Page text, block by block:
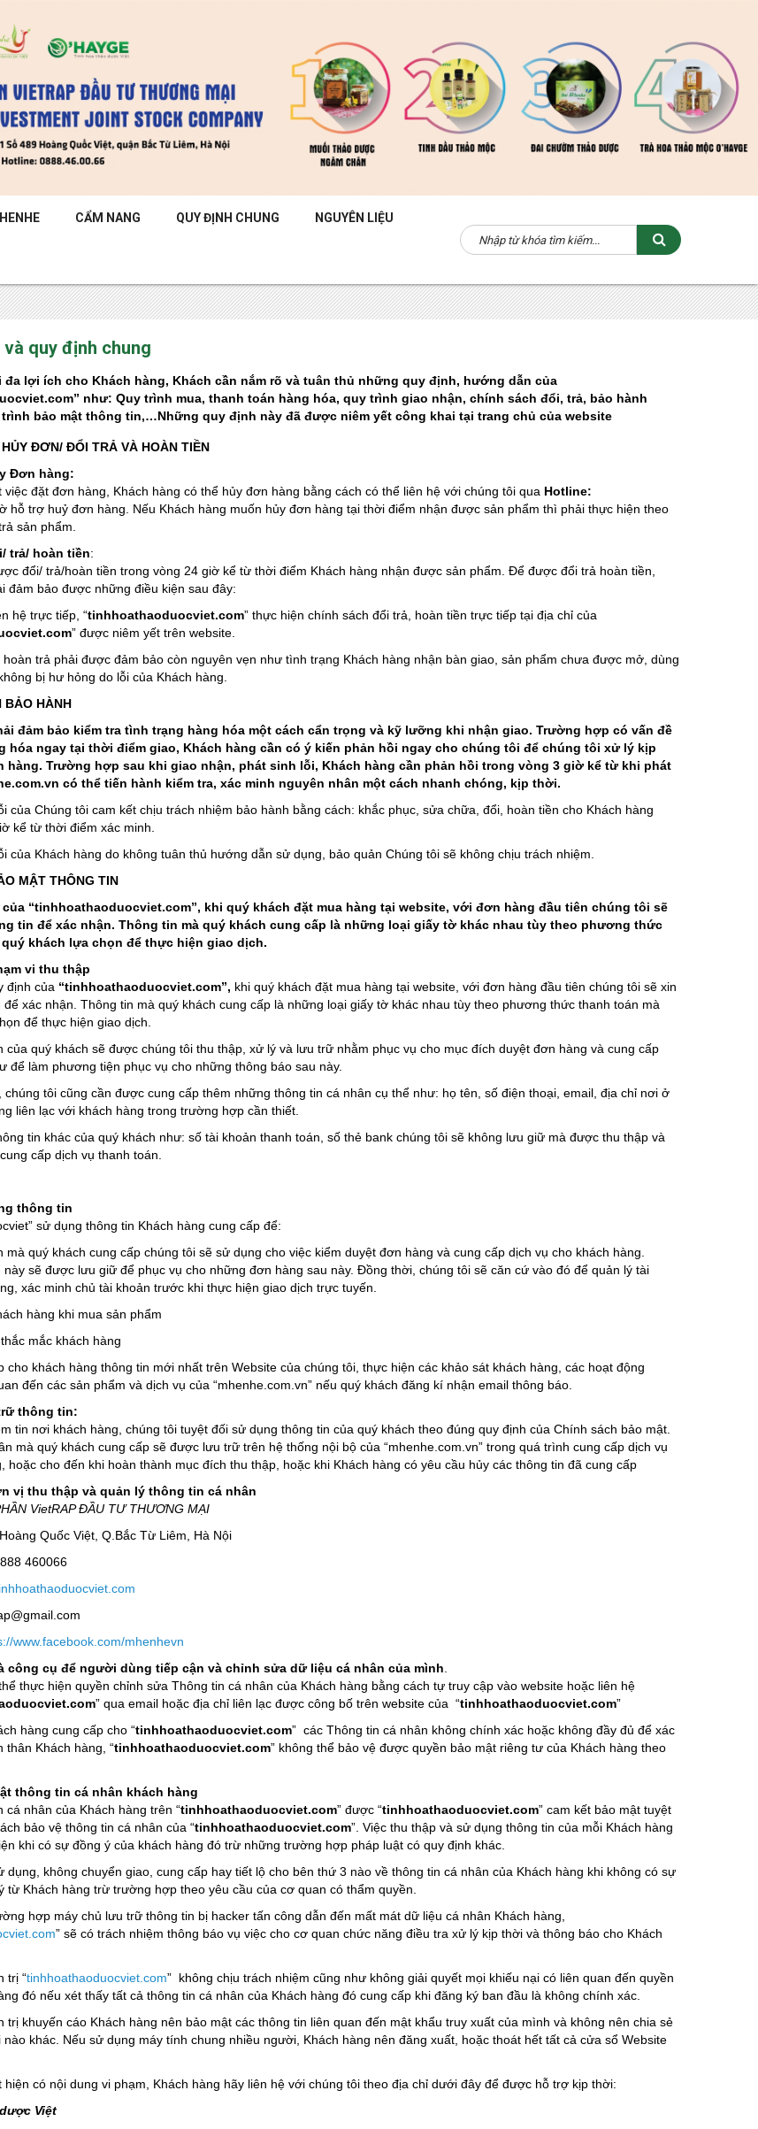
CẨM NANG QUY ĐỊNH CHUNG NGUYÊN LIỆU
quy định chung
đa lợi ích cho Khách hàng, Khách cần nắm rõ và tuân thủ những quy định, hướng dẫn của
như: Quy trình mua, thanh toán hàng hóa, quy trình giao nhận, chính sách đổi, trả, bảo hành
bảo mật thông tin,…Những quy định này đã được niêm yết công khai tại trang chủ của website
HỦY ĐƠN/ ĐỔI TRẢ VÀ HOÀN TIỀN
Đơn hàng:
việc đặt đơn hàng, Khách hàng có thể hủy đơn hàng bằng cách có thể liên hệ với chúng tôi quaHotline:
hỗ trợ huỷ đơn hàng. Nếu Khách hàng muốn hủy đơn hàng tại thời điểm nhận được sản phẩm thì phải thực hiện theo
sản phẩm.
trả/ hoàn tiền:
đổi/ trả/hoàn tiền trong vòng 24 giờ kể từ thời điểm Khách hàng nhận được sản phẩm. Để được đổi trả hoàn tiền,
đảm bảo được những điều kiện sau đây:
hệ trực tiếp, “tinhhoathaoduocviet.com” thực hiện chính sách đổi trả, hoàn tiền trực tiếp tại địa chỉ của
” được niêm yết trên website.
hoàn trả phải được đảm bảo còn nguyên vẹn như tình trạng Khách hàng nhận bàn giao, sản phẩm chưa được mở, dùng
bị hư hỏng do lỗi của Khách hàng.
BẢO HÀNH
đảm bảo kiểm tra tình trạng hàng hóa một cách cẩn trọng và kỹ lưỡng khi nhận giao. Trường hợp có vấn đề
hóa ngay tại thời điểm giao, Khách hàng cần có ý kiến phản hồi ngay cho chúng tôi để chúng tôi xử lý kịp
hàng. Trường hợp sau khi giao nhận, phát sinh lỗi, Khách hàng cần phản hồi trong vòng 3 giờ kể từ khi phát
có thể tiến hành kiểm tra, xác minh nguyên nhân một cách nhanh chóng, kịp thời.
Chúng tôi cam kết chịu trách nhiệm bảo hành bằng cách: khắc phục, sửa chữa, đổi, hoàn tiền cho Khách hàng
kể từ thời điểm xác minh.
Khách hàng do không tuân thủ hướng dẫn sử dụng, bảo quản Chúng tôi sẽ không chịu trách nhiệm.
MẬT THÔNG TIN
“tinhhoathaoduocviet.com”, khi quý khách đặt mua hàng tại website, với đơn hàng đầu tiên chúng tôi sẽ
tin để xác nhận. Thông tin mà quý khách cung cấp là những loại giấy tờ khác nhau tùy theo phương thức
khách lựa chọn để thực hiện giao dịch.
vi thu thập
của “tinhhoathaoduocviet.com”, khi quý khách đặt mua hàng tại website, với đơn hàng đầu tiên chúng tôi sẽ xin
để xác nhận. Thông tin mà quý khách cung cấp là những loại giấy tờ khác nhau tùy theo phương thức thanh toán mà
để thực hiện giao dịch.
khách sẽ được chúng tôi thu thập, xử lý và lưu trữ nhằm phục vụ cho mục đích duyệt đơn hàng và cung cấp
để làm phương tiện phục vụ cho những thông báo sau này.
tôi cũng cần được cung cấp thêm những thông tin cá nhân cụ thể như: họ tên, số điện thoại, email, địa chỉ nơi ở
liên lạc với khách hàng trong trường hợp cần thiết.
khác của quý khách như: số tài khoản thanh toán, số thẻ bank chúng tôi sẽ không lưu giữ mà được thu thập và
cấp dịch vụ thanh toán.
thông tin
sử dụng thông tin Khách hàng cung cấp để:
khách cung cấp chúng tôi sẽ sử dụng cho việc kiểm duyệt đơn hàng và cung cấp dịch vụ cho khách hàng.
này sẽ được lưu giữ để phục vụ cho những đơn hàng sau này. Đồng thời, chúng tôi sẽ căn cứ vào đó để quản lý tài
xác minh chủ tài khoản trước khi thực hiện giao dịch trực tuyến.
hàng khi mua sản phẩm
mắc khách hàng
hàng thông tin mới nhất trên Website của chúng tôi, thực hiện các khảo sát khách hàng, các hoạt động
đến các sản phẩm và dịch vụ của “mhenhe.com.vn” nếu quý khách đăng kí nhận email thông báo.
thông tin:
tin nơi khách hàng, chúng tôi tuyệt đối sử dụng thông tin của quý khách theo đúng quy định của Chính sách bảo mật.
mà quý khách cung cấp sẽ được lưu trữ trên hệ thống nội bộ của “mhenhe.com.vn” trong quá trình cung cấp dịch vụ
hoặc cho đến khi hoàn thành mục đích thu thập, hoặc khi Khách hàng có yêu cầu hủy các thông tin đã cung cấp
vị thu thập và quản lý thông tin cá nhân
VietRAP ĐẦU TƯ THƯƠNG MẠI
Quốc Việt, Q.Bắc Từ Liêm, Hà Nội
460066
www.facebook.com/mhenhevn
công cụ để người dùng tiếp cận và chỉnh sửa dữ liệu cá nhân của mình.
thực hiện quyền chỉnh sửa Thông tin cá nhân của Khách hàng bằng cách tự truy cập vào website hoặc liên hệ
” qua email hoặc địa chỉ liên lạc được công bố trên website của “tinhhoathaoduocviet.com”
hàng cung cấp cho “tinhhoathaoduocviet.com” các Thông tin cá nhân không chính xác hoặc không đầy đủ để xác
thân Khách hàng, “tinhhoathaoduocviet.com” không thể bảo vệ được quyền bảo mật riêng tư của Khách hàng theo
thông tin cá nhân khách hàng
của Khách hàng trên “tinhhoathaoduocviet.com” được “tinhhoathaoduocviet.com” cam kết bảo mật tuyệt
bảo vệ thông tin cá nhân của “tinhhoathaoduocviet.com”. Việc thu thập và sử dụng thông tin của mỗi Khách hàng
khi có sự đồng ý của khách hàng đó trừ những trường hợp pháp luật có quy định khác.
không chuyển giao, cung cấp hay tiết lộ cho bên thứ 3 nào về thông tin cá nhân của Khách hàng khi không có sự
từ Khách hàng trừ trường hợp theo yêu cầu của cơ quan có thẩm quyền.
máy chủ lưu trữ thông tin bị hacker tấn công dẫn đến mất mát dữ liệu cá nhân Khách hàng,
” sẽ có trách nhiệm thông báo vụ việc cho cơ quan chức năng điều tra xử lý kịp thời và thông báo cho Khách
“tinhhoathaoduocviet.com” không chịu trách nhiệm cũng như không giải quyết mọi khiếu nại có liên quan đến quyền
đó nếu xét thấy tất cả thông tin cá nhân của Khách hàng đó cung cấp khi đăng ký ban đầu là không chính xác.
cáo Khách hàng nên bảo mật các thông tin liên quan đến mật khẩu truy xuất của mình và không nên chia sẻ
khác. Nếu sử dụng máy tính chung nhiều người, Khách hàng nên đăng xuất, hoặc thoát hết tất cả cửa sổ Website
có nội dung vi phạm, Khách hàng hãy liên hệ với chúng tôi theo địa chỉ dưới đây để được hỗ trợ kịp thời:
Việt